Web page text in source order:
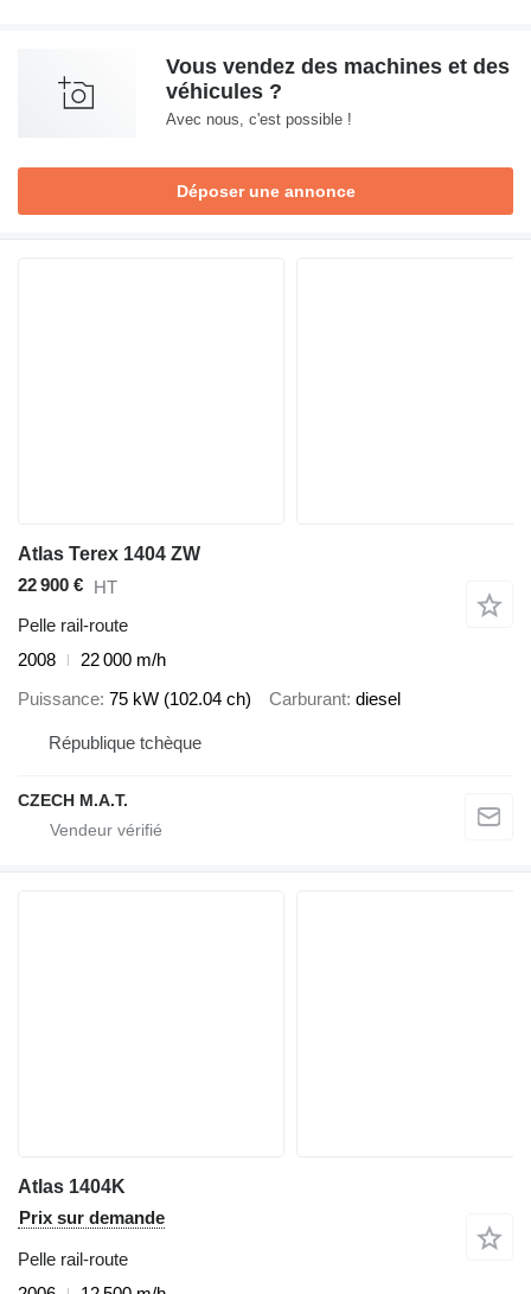
Vous vendez des machines et des
véhicules ?
Avec nous, c'est possible !
Déposer une annonce
Atlas Terex 1404 ZW
22 900 € HT
Pelle rail-route
2008
22 000 m/h
Puissance 75 kW (102.04 ch) Carburant diesel
République tchèque
CZECH M.A.T.
Atlas 1404K
Prix sur demande
Pelle rail-route